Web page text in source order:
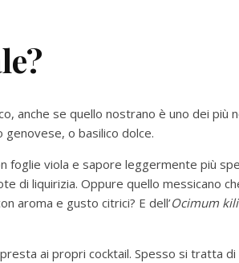
anche se quello nostrano è uno dei più
genovese, o basilico dolce.
foglie viola e sapore leggermente più
di liquirizia. Oppure quello messicano
aroma e gusto citrici? E dell’Ocimum
ai propri cocktail. Spesso si tratta